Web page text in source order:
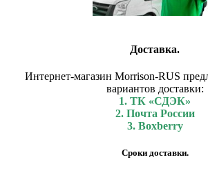
Доставка.
Интернет-магазин Morrison-RUS
вариантов доставки:
1. ТК «СДЭК»
2. Почта России
3. Boxberry
Сроки доставки.